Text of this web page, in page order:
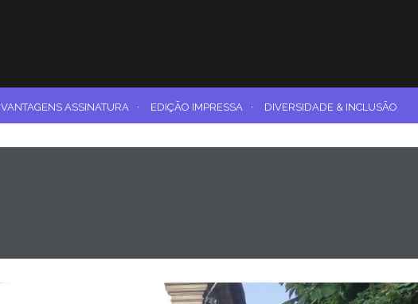
VANTAGENS ASSINATURA · EDIÇÃO IMPRESSA · DIVERSIDADE & INCLUSÃO